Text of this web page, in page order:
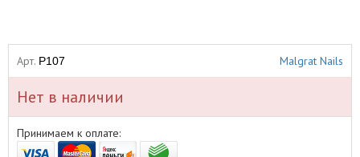
Арт. P107 Malgrat Nails
Нет в наличии
Принимаем к оплате: